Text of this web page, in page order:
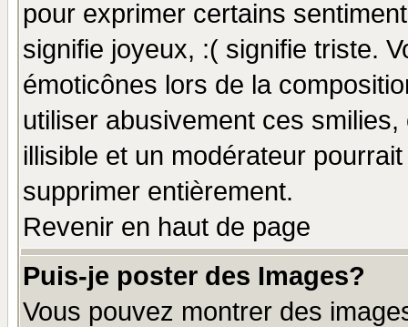
pour exprimer certains
signifie joyeux, :( signifie triste.
émoticônes lors de la
utiliser abusivement ces
illisible et un modérateur
supprimer entièrement.
Revenir en haut de page
Puis-je poster des Images?
Vous pouvez montrer des